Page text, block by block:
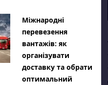
Міжнародні
перевезення
вантажів: як
організувати
доставку та обрати
оптимальний